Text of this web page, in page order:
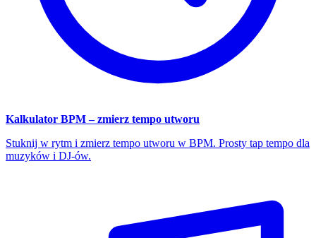
Kalkulator BPM – zmierz tempo utworu
Stuknij w rytm i zmierz tempo utworu w BPM. Prosty tap tempo dla
muzyków i DJ-ów.